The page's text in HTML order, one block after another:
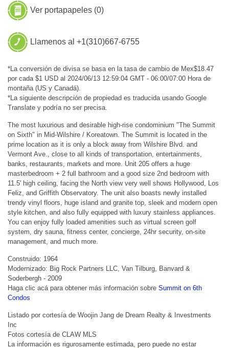
Ver portapapeles (0)
Llamenos al +1(310)667-6755
*La conversión de divisa se basa en la tasa de cambio de Mex$18.47
por cada $1 USD al 2024/06/13 12:59:04 GMT - 06:00/07:00 Hora de
montaña (US y Canadá).
*La siguiente descripción de propiedad es traducida usando Google
Translate y podría no ser precisa.
The most luxurious and desirable high-rise condominium "The Summit
on Sixth" in Mid-Wilshire / Koreatown. The Summit is located in the
prime location as it is only a block away from Wilshire Blvd. and
Vermont Ave., close to all kinds of transportation, entertainments,
banks, restaurants, markets and more. Unit 205 offers a huge
masterbedroom + 2 full bathroom and a good size 2nd bedroom with
11.5' high ceiling, facing the North view very well shows Hollywood, Los
Feliz, and Griffith Observatory. The unit also boasts newly installed
trendy vinyl floors, huge island and granite top, sleek and modern open
style kitchen, and also fully equipped with luxury stainless appliances.
You can enjoy fully loaded amenities such as virtual screen golf
system, dry sauna, fitness center, concierge, 24hr security, on-site
management, and much more.
Construido: 1964
Modernizado: Big Rock Partners LLC, Van Tilburg, Banvard &
Soderbergh - 2009
Haga clic acá para obtener más información sobre Summit on 6th
Condos
Listado por cortesía de Woojin Jang de Dream Realty & Investments
Inc
Fotos cortesía de CLAW MLS
La información es rigurosamente estimada, pero puede no estar